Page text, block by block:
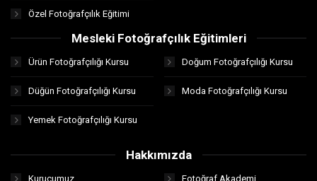
Özel Fotoğrafçılık Eğitimi
Mesleki Fotoğrafçılık Eğitimleri
Ürün Fotoğrafçılığı Kursu Doğum Fotoğrafçılığı Kursu
Düğün Fotoğrafçılığı Kursu Moda Fotoğrafçılığı Kursu
Yemek Fotoğrafçılığı Kursu
Hakkımızda
Kurucumuz Fotoğraf Akademi